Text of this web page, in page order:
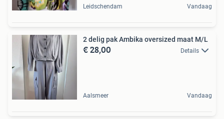
Leidschendam Vandaag
2 delig pak Ambika oversized maat M/L
€ 28,00 Details
Aalsmeer Vandaag